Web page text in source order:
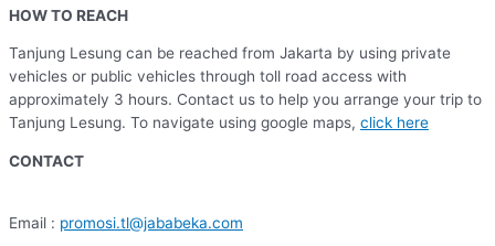
HOW TO REACH
Tanjung Lesung can be reached from Jakarta by using private
vehicles or public vehicles through toll road access with
approximately 3 hours. Contact us to help you arrange your trip to
Tanjung Lesung. To navigate using google maps, click here
CONTACT
Email : promosi.tl@jababeka.com